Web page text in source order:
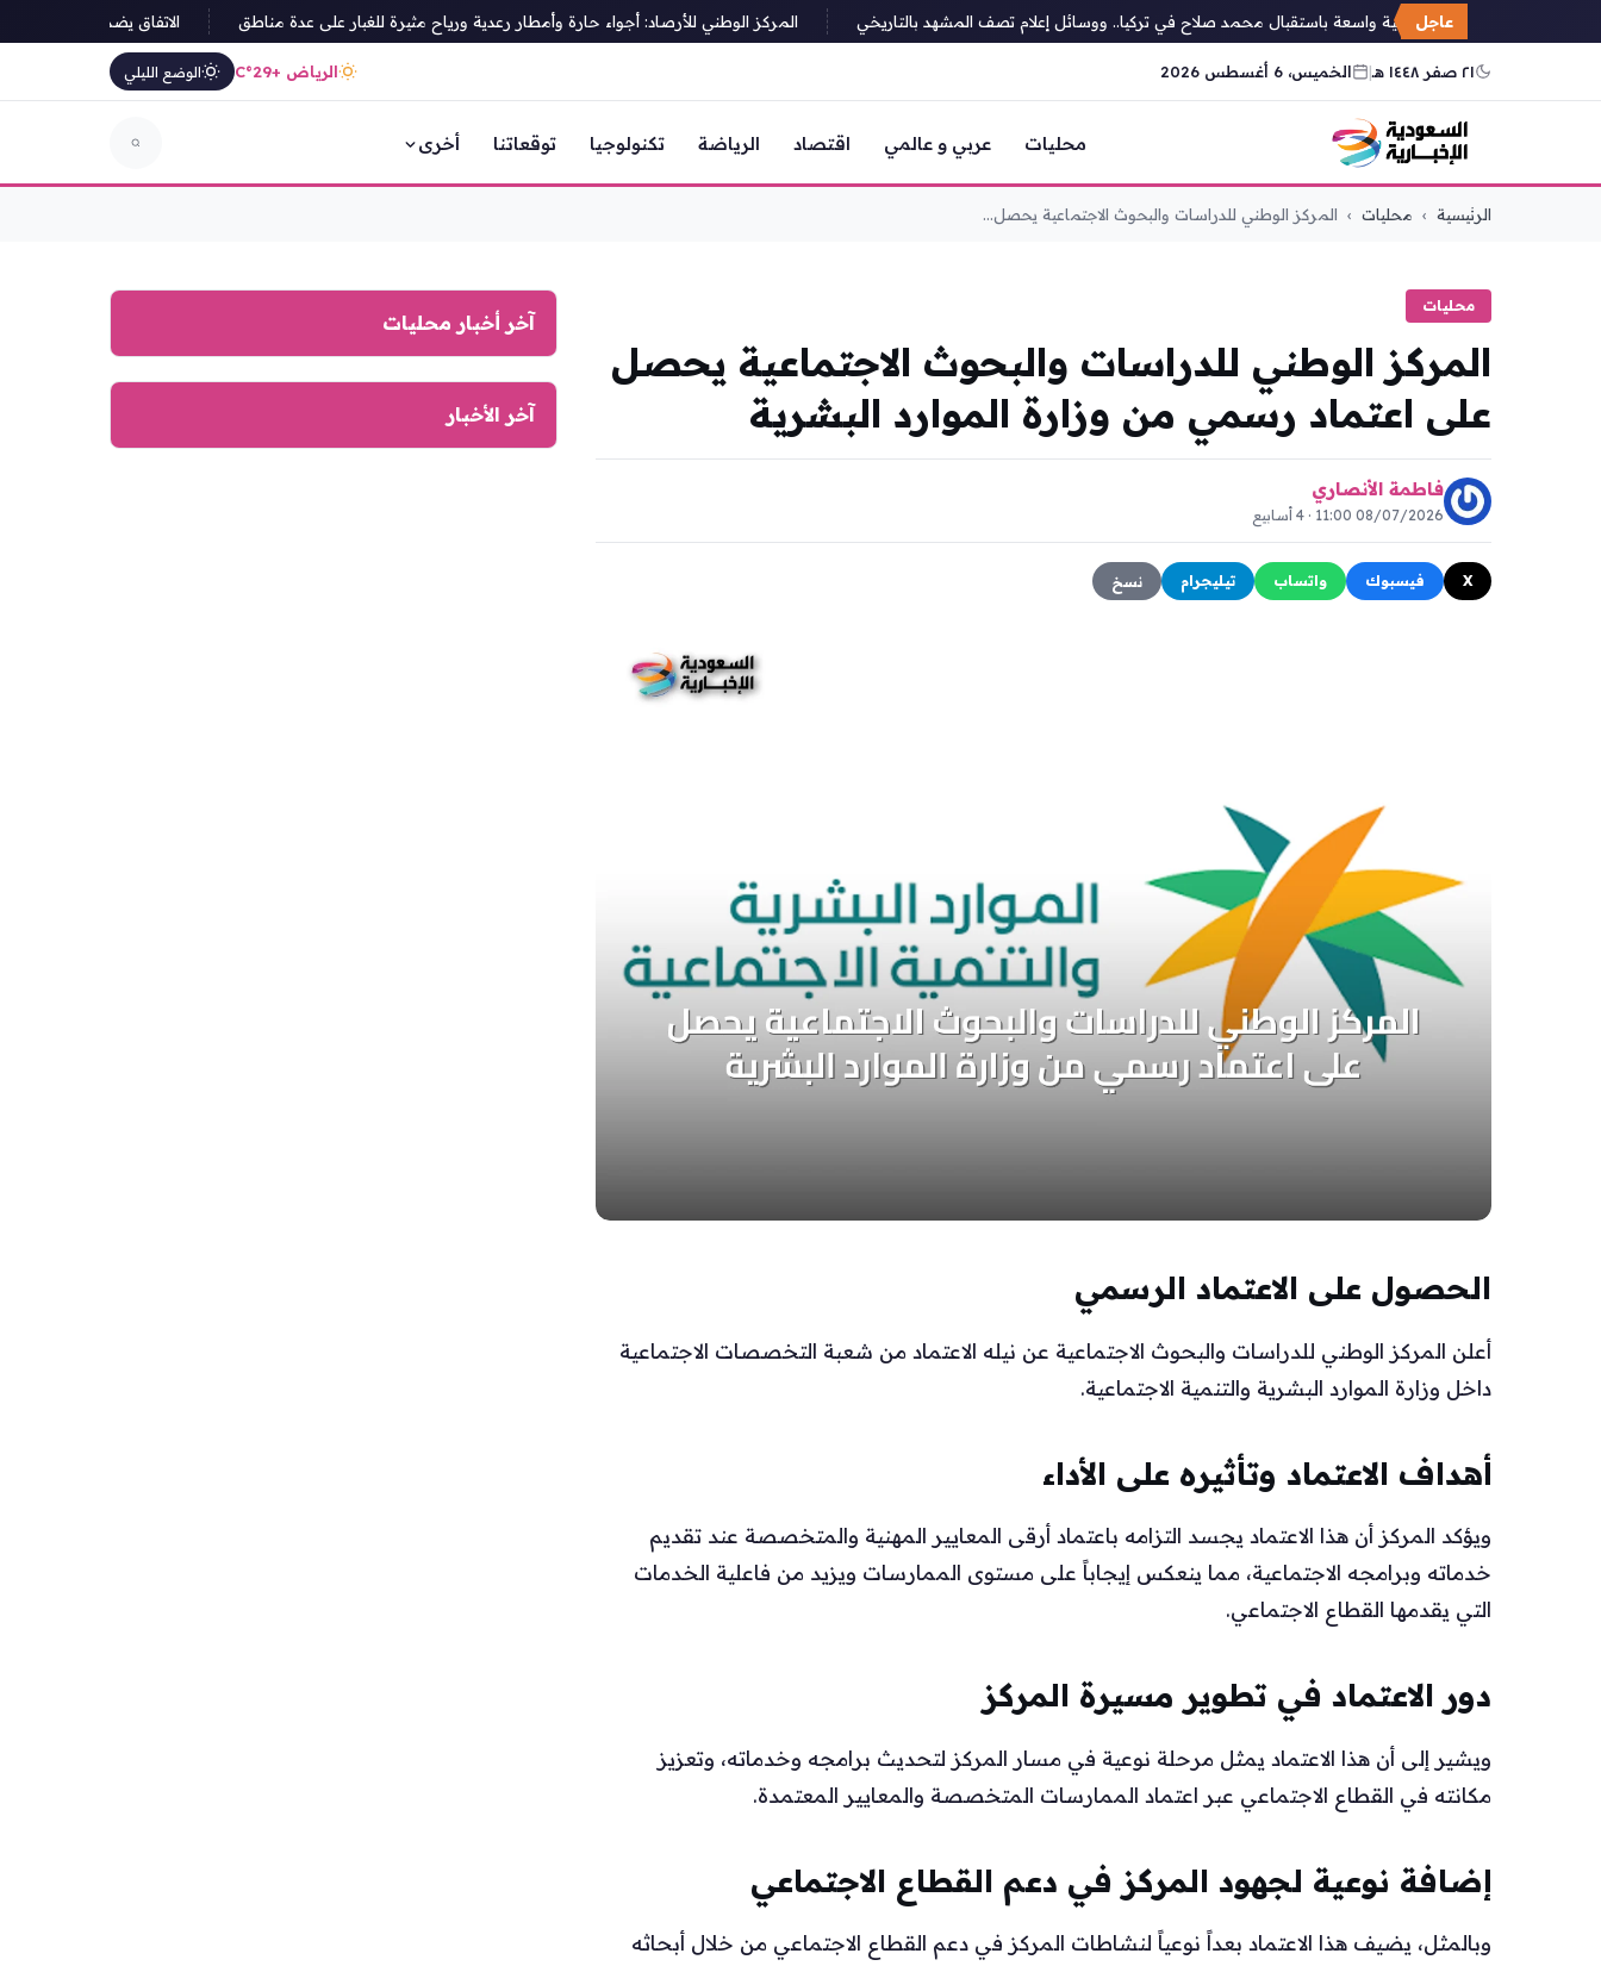
عاجل
حفاوة عربية واسعة باستقبال محمد صلاح في تركيا.. ووسائل إعلام تصف المشهد بالتاريخي المركز الوطني للأرصاد: أجواء حارة وأمطار رعدية ورياح مثيرة للغبار على عدة مناطق الاتفاق يضم الكوسوفي
٢١ صفر ١٤٤٨ هـ | الخميس، 6 أغسطس 2026 الرياض +29°C الوضع الليلي
محليات عربي و عالمي اقتصاد الرياضة تكنولوجيا توقعاتنا أخرى
الرئيسية › محليات › المركز الوطني للدراسات والبحوث الاجتماعية يحصل...
محليات
المركز الوطني للدراسات والبحوث الاجتماعية يحصل
على اعتماد رسمي من وزارة الموارد البشرية
فاطمة الأنصاري
08/07/2026 11:00 · 4 أسابيع
X فيسبوك واتساب تيليجرام نسخ
الحصول على الاعتماد الرسمي
أعلن المركز الوطني للدراسات والبحوث الاجتماعية عن نيله الاعتماد من شعبة التخصصات الاجتماعية
داخل وزارة الموارد البشرية والتنمية الاجتماعية.
أهداف الاعتماد وتأثيره على الأداء
ويؤكد المركز أن هذا الاعتماد يجسد التزامه باعتماد أرقى المعايير المهنية والمتخصصة عند تقديم
خدماته وبرامجه الاجتماعية، مما ينعكس إيجاباً على مستوى الممارسات ويزيد من فاعلية الخدمات
التي يقدمها القطاع الاجتماعي.
دور الاعتماد في تطوير مسيرة المركز
ويشير إلى أن هذا الاعتماد يمثل مرحلة نوعية في مسار المركز لتحديث برامجه وخدماته، وتعزيز
مكانته في القطاع الاجتماعي عبر اعتماد الممارسات المتخصصة والمعايير المعتمدة.
إضافة نوعية لجهود المركز في دعم القطاع الاجتماعي
وبالمثل، يضيف هذا الاعتماد بعداً نوعياً لنشاطات المركز في دعم القطاع الاجتماعي من خلال أبحاثه
آخر أخبار محليات
آخر الأخبار